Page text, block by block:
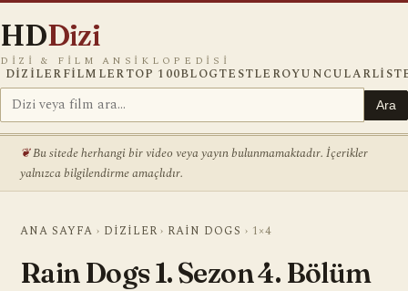
HDDizi
DIZI & FILM ANSIKLOPEDISI
DIZILERFILMLERTOP 100BLOGTESTLEROYUNCULAR
Ara
Bu sitede herhangi bir video veya yayın bulunmamaktadır. İçerikler
yalnızca bilgilendirme amaçlıdır.
ANA SAYFA › DIZILER › RAIN DOGS › 1×4
Rain Dogs 1. Sezon 4. Bölüm